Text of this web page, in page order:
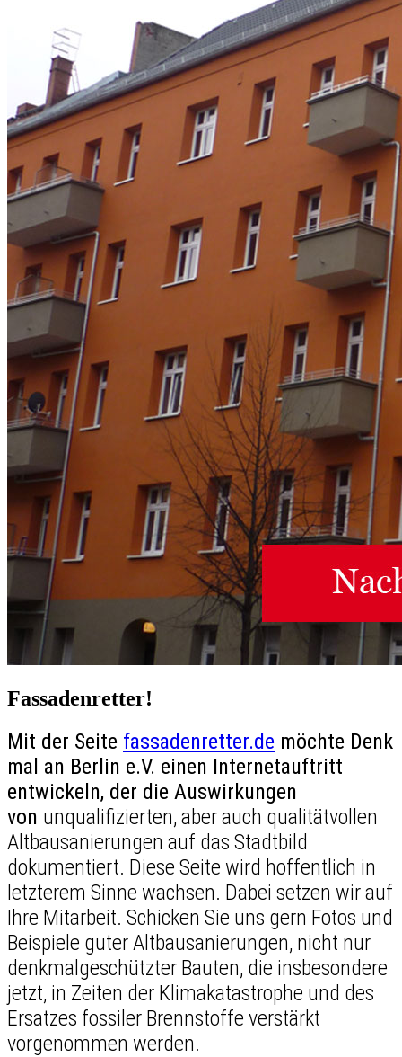
Fassadenretter!
Mit der Seite fassadenretter.de möchte Denk
mal an Berlin e.V. einen Internetauftritt
entwickeln, der die Auswirkungen
von unqualifizierten, aber auch qualitätvollen
Altbausanierungen auf das Stadtbild
dokumentiert. Diese Seite wird hoffentlich in
letzterem Sinne wachsen. Dabei setzen wir auf
Ihre Mitarbeit. Schicken Sie uns gern Fotos und
Beispiele guter Altbausanierungen, nicht nur
denkmalgeschützter Bauten, die insbesondere
jetzt, in Zeiten der Klimakatastrophe und des
Ersatzes fossiler Brennstoffe verstärkt
vorgenommen werden.